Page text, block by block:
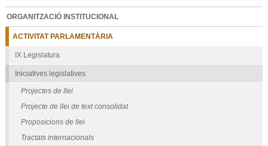
ORGANITZACIÓ INSTITUCIONAL
ACTIVITAT PARLAMENTÀRIA
IX Legislatura
Iniciatives legislatives
Projectes de llei
Projecte de llei de text consolidat
Proposicions de llei
Tractats internacionals